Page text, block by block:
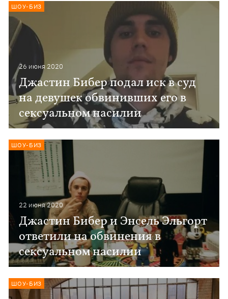
26 июня 2020
Джастин Бибер подал иск в суд
на девушек обвинивших его в
сексуальном насилии
ШОУ-БИЗ
22 июня 2020
Джастин Бибер и Энсель Эльгорт
ответили на обвинения в
сексуальном насилии
ШОУ-БИЗ
ШОУ-БИЗ